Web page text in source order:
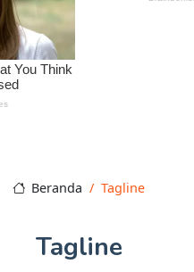
Beranda Tagline
Tagline